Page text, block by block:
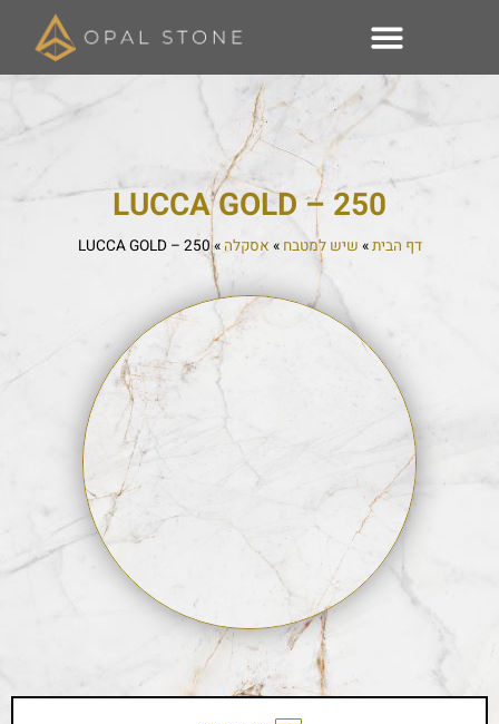
250 – LUCCA GOLD
דף הבית» שיש למטבח » אסקלה »
250 – LUCCA GOLD